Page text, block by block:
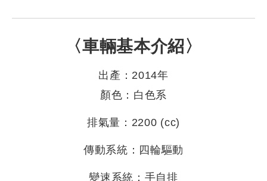
〈車輛基本介紹〉
出產：2014年
顏色：白色系
排氣量：2200 (cc)
傳動系統：四輪驅動
變速系統：手自排